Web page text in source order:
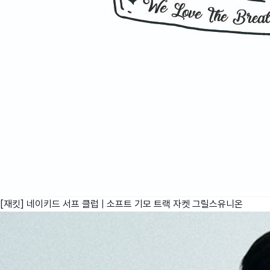
[재킷] 네이키드 서프 클럽 | 소프트 기모 트랙 자켓 그릴스유니온